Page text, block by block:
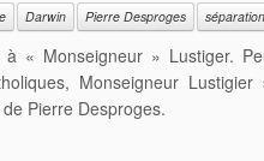
Darwin Pierre Desproges
à « Monseigneur » Lustiger.
Monseigneur
Pierre Desproges.